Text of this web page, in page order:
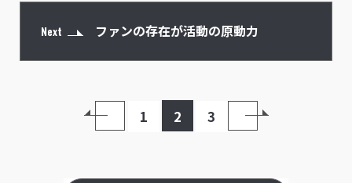
Next ファンの存在が活動の原動力
1 2 3